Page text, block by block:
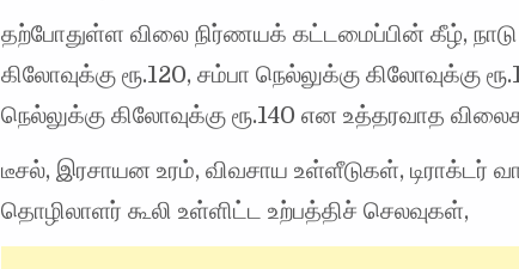
தற்போதுள்ள விலை நிர்ணயக் கட்டமைப்பின் கீழ், நாடு
கிலோவுக்கு ரூ.120, சம்பா நெல்லுக்கு கிலோவுக்கு
நெல்லுக்கு கிலோவுக்கு ரூ.140 என உத்தரவாத
டீசல், இரசாயன உரம், விவசாய உள்ளீடுகள், டிராக்டர்
தொழிலாளர் கூலி உள்ளிட்ட உற்பத்திச் செலவுகள்,